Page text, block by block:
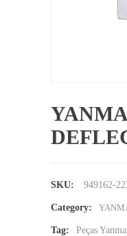
SKU: 949162-
Category:
Tag: Peças